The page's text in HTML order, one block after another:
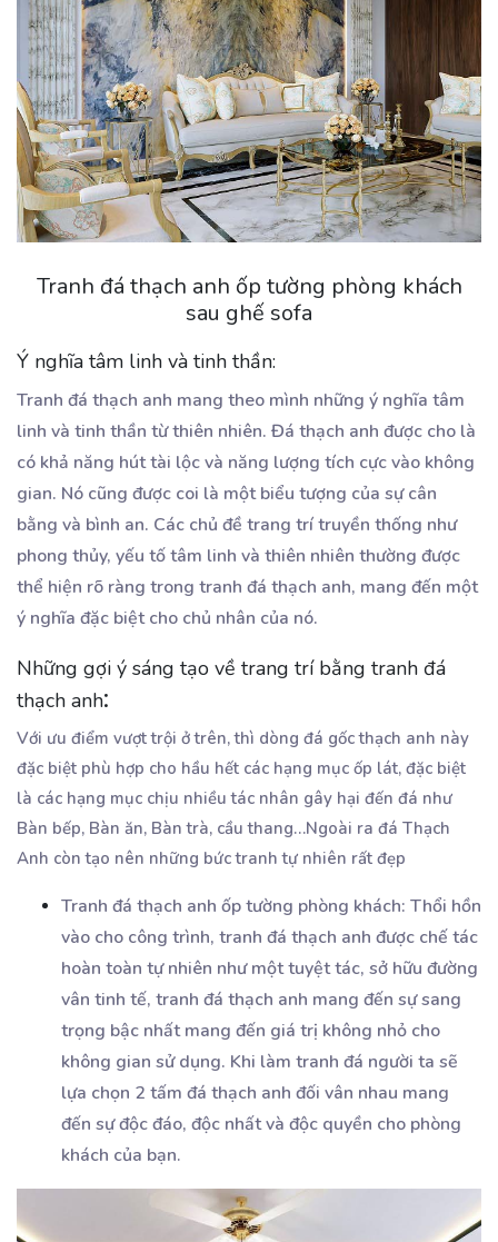
Tranh đá thạch anh ốp tường phòng khách
sau ghế sofa
Ý nghĩa tâm linh và tinh thần:
Tranh đá thạch anh mang theo mình những ý nghĩa tâm
linh và tinh thần từ thiên nhiên. Đá thạch anh được cho là
có khả năng hút tài lộc và năng lượng tích cực vào không
gian. Nó cũng được coi là một biểu tượng của sự cân
bằng và bình an. Các chủ đề trang trí truyền thống như
phong thủy, yếu tố tâm linh và thiên nhiên thường được
thể hiện rõ ràng trong tranh đá thạch anh, mang đến một
ý nghĩa đặc biệt cho chủ nhân của nó.
Những gợi ý sáng tạo về trang trí bằng tranh đá
thạch anh:
Với ưu điểm vượt trội ở trên, thì dòng đá gốc thạch anh này
đặc biệt phù hợp cho hầu hết các hạng mục ốp lát, đặc biệt
là các hạng mục chịu nhiều tác nhân gây hại đến đá như
Bàn bếp, Bàn ăn, Bàn trà, cầu thang…Ngoài ra đá Thạch
Anh còn tạo nên những bức tranh tự nhiên rất đẹp
Tranh đá thạch anh ốp tường phòng khách: Thổi hồn
vào cho công trình, tranh đá thạch anh được chế tác
hoàn toàn tự nhiên như một tuyệt tác, sở hữu đường
vân tinh tế, tranh đá thạch anh mang đến sự sang
trọng bậc nhất mang đến giá trị không nhỏ cho
không gian sử dụng. Khi làm tranh đá người ta sẽ
lựa chọn 2 tấm đá thạch anh đối vân nhau mang
đến sự độc đáo, độc nhất và độc quyền cho phòng
khách của bạn.